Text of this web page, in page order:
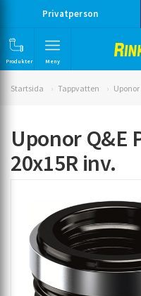
Privatperson
Produkter Meny
Startsida Tappvatten
Uponor Q&E
20x15R inv.